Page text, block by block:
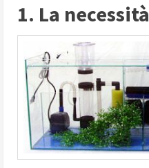
1. La